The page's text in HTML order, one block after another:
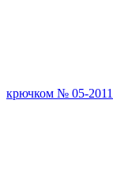
крючком № 05-2011